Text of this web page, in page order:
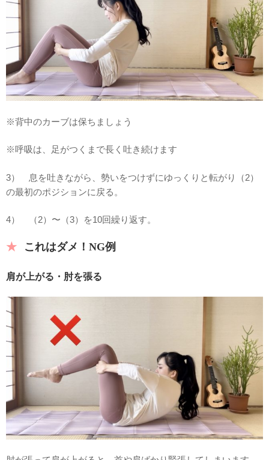
※背中のカーブは保ちましょう
※呼吸は、足がつくまで長く吐き続けます
3） 息を吐きながら、勢いをつけずにゆっくりと転がり（2）
の最初のポジションに戻る。
4） （2）〜（3）を10回繰り返す。
これはダメ！NG例
肩が上がる・肘を張る